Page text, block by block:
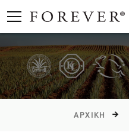
EL Ελλάδα
ΑΡΧΙΚΉ